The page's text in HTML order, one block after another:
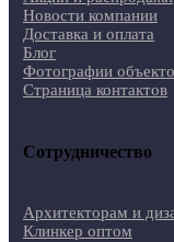
Новости компании
Доставка и оплата
Блог
Фотографии
Страница контактов
Сотрудничество
Архитекторам и
Клинкер оптом